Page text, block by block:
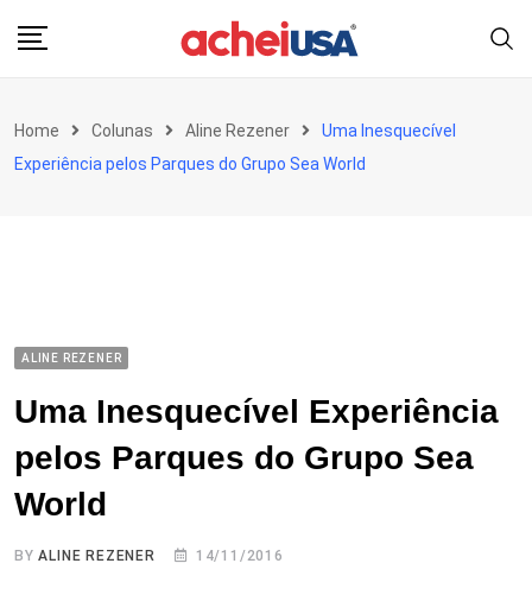
Home Colunas Aline Rezener
Uma Inesquecível
Experiência pelos Parques do Grupo Sea World
ALINE REZENER
Uma Inesquecível Experiência
pelos Parques do Grupo Sea
World
BYALINE REZENER 14/11/2016